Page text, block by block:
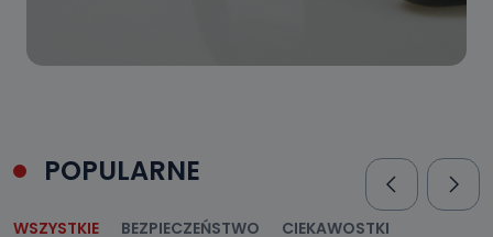
POPULARNE
WSZYSTKIE BEZPIECZEŃSTWO
CIEKAWOSTKI